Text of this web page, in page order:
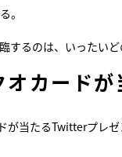
。
するのは、いったい
カードが
が当たるTwitterプレ